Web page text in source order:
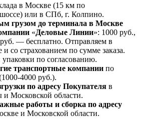
в Москве (15 км по
или в СПб, г. Колпино.
грузом до терминала в Москве
«Деловые Линии»: 1000 руб.,
руб. — бесплатно. Отправляем в
и со страхованием по сумме заказа.
упаковки по согласованию.
транспортные компании по
4000 руб.).
по адресу Покупателя в
Московской области.
работы и сборка по адресу
и Московской области.